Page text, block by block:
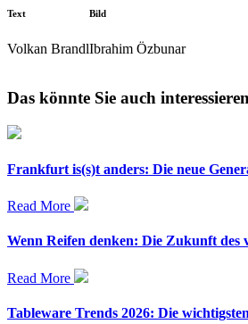
Text
Volkan Brandl
Bild
Ibrahim Özbunar
Das könnte Sie auch interessieren
Frankfurt is(s)t anders: Die neue
Read More
Wenn Reifen denken: Die Zukunft des
Read More
Tableware Trends 2026: Die